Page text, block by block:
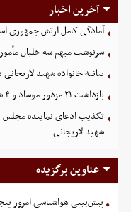
آخرین اخبار
آمادگی کامل ارتش جمهوری
سرنوشت مبهم سه خلبان
بیانیه خانواده شهید
بازداشت ۲۱ مزدور موساد و ۴ شرور مسلح توسط وزارت اطلاعات
تکذیب ادعای نماینده مجلس
شهید لاریجانی
عناوین برگزیده
پیش‌بینی هواشناسی امروز پنجشنبه ۱۵